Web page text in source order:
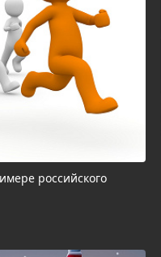
российского